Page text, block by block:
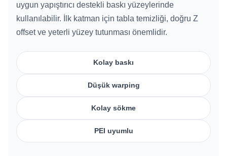
uygun yapıştırıcı destekli baskı yüzeylerinde
kullanılabilir. İlk katman için tabla temizliği, doğru Z
offset ve yeterli yüzey tutunması önemlidir.
Kolay baskı
Düşük warping
Kolay sökme
PEI uyumlu